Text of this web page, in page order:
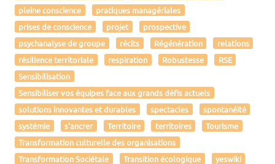
pleine conscience
pratiques managériales
prises de conscience
projet
prospective
psychanalyse de groupe
récits Régénération
relations
résilience territoriale
respiration Robustesse
RSE
Sensibilisation
Sensibiliser vos équipes face aux grands défis actuels
solutions innovantes et durables
spectacles
spontanéité
systémie
s'ancrer Territoire territoires
Tourisme
Transformation culturelle des organisations
Transformation Sociétale
Transition écologique yeswiki